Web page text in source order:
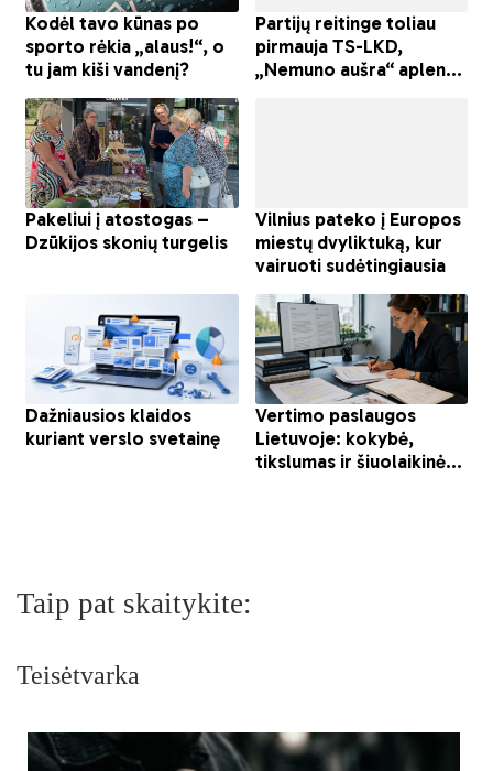
Taip pat skaitykite:
Teisėtvarka